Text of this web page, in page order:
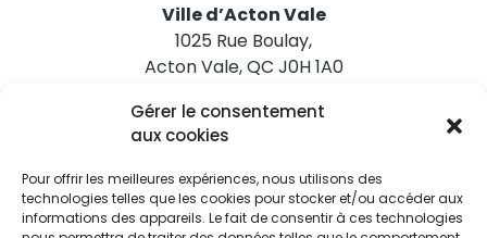
Gérer le consentement
aux cookies
Pour offrir les meilleures expériences, nous utilisons des
technologies telles que les cookies pour stocker et/ou accéder aux
informations des appareils. Le fait de consentir à ces technologies
Ville d’Acton Vale
1025 Rue Boulay,
Acton Vale, QC J0H 1A0
Nous joindre